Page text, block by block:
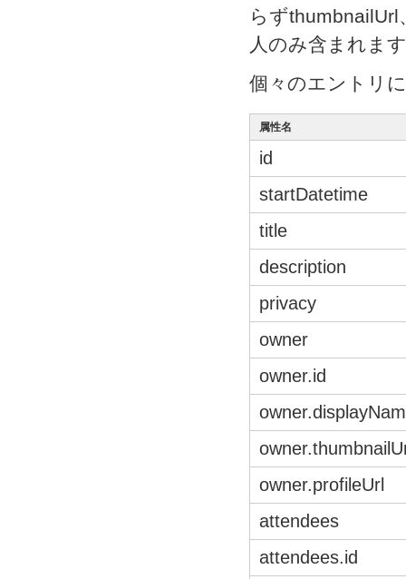
らず
人のみ含まれま
個々のエントリ
属性名
id
startDatetime
title
description
privacy
owner
owner.id
owner.profileUrl
attendees
attendees.id